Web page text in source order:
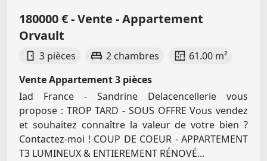
180000 € - Vente - Appartement
Orvault
3 pièces 2 chambres
61.00 m²
Vente Appartement 3 pièces
Iad France - Sandrine Delacencellerie vous
propose : TROP TARD - SOUS OFFRE Vous vendez
et souhaitez connaître la valeur de votre bien ?
Contactez-moi ! COUP DE COEUR - APPARTEMENT
T3 LUMINEUX & ENTIEREMENT RÉNOVÉ...